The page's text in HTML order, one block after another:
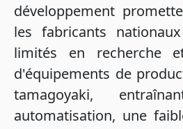
développement
les fabricants
limités en recherche
d'équipements de
tamagoyaki,
automatisation, une